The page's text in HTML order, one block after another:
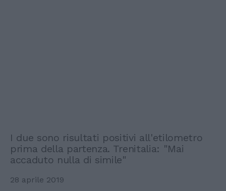
I due sono risultati positivi all'etilometro
prima della partenza. Trenitalia: "Mai
accaduto nulla di simile"
28 aprile 2019